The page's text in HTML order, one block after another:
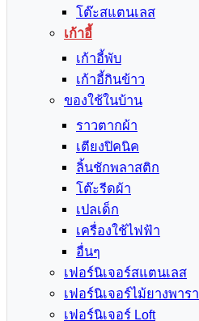
โต๊ะสแตนเลส
เก้าอี้
เก้าอี้พับ
เก้าอี้กินข้าว
ของใช้ในบ้าน
ราวตากผ้า
เตียงปิคนิค
ลิ้นชักพลาสติก
โต๊ะรีดผ้า
เปลเด็ก
เครื่องใช้ไฟฟ้า
อื่นๆ
เฟอร์นิเจอร์สแตนเลส
เฟอร์นิเจอร์ไม้ยางพารา
เฟอร์นิเจอร์ Loft